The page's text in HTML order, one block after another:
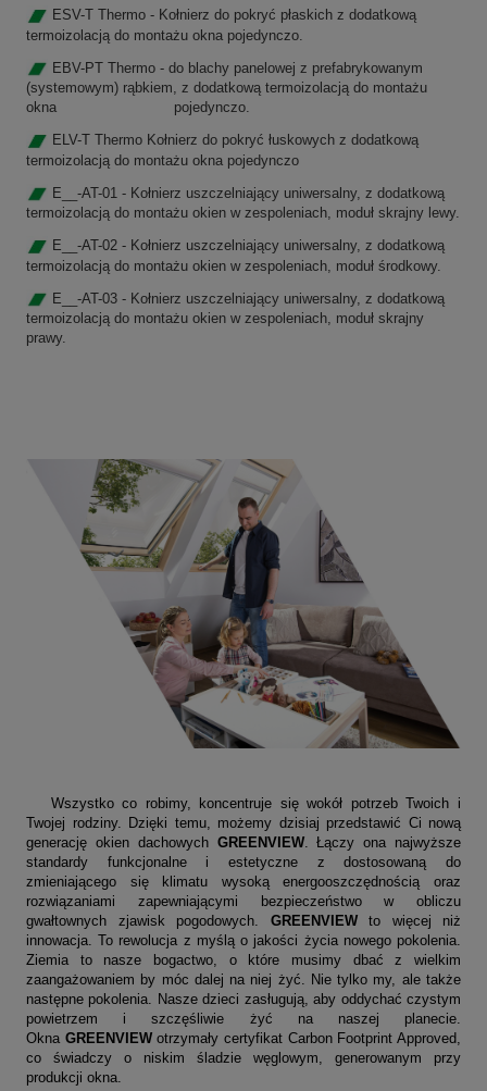
ESV-T Thermo - Kołnierz do pokryć płaskich z dodatkową
termoizolacją do montażu okna pojedynczo.
EBV-PT Thermo - do blachy panelowej z prefabrykowanym
(systemowym) rąbkiem, z dodatkową termoizolacją do montażu
okna pojedynczo.
ELV-T Thermo Kołnierz do pokryć łuskowych z dodatkową
termoizolacją do montażu okna pojedynczo
E__-AT-01 - Kołnierz uszczelniający uniwersalny, z dodatkową
termoizolacją do montażu okien w zespoleniach, moduł skrajny lewy.
E__-AT-02 - Kołnierz uszczelniający uniwersalny, z dodatkową
termoizolacją do montażu okien w zespoleniach, moduł środkowy.
E__-AT-03 - Kołnierz uszczelniający uniwersalny, z dodatkową
termoizolacją do montażu okien w zespoleniach, moduł skrajny
prawy.
Wszystko co robimy, koncentruje się wokół potrzeb Twoich i
Twojej rodziny. Dzięki temu, możemy dzisiaj przedstawić Ci nową
generację okien dachowych GREENVIEW. Łączy ona najwyższe
standardy funkcjonalne i estetyczne z dostosowaną do
zmieniającego się klimatu wysoką energooszczędnością oraz
rozwiązaniami zapewniającymi bezpieczeństwo w obliczu
gwałtownych zjawisk pogodowych. GREENVIEWto więcej niż
innowacja. To rewolucja z myślą o jakości życia nowego pokolenia.
Ziemia to nasze bogactwo, o które musimy dbać z wielkim
zaangażowaniem by móc dalej na niej żyć. Nie tylko my, ale także
następne pokolenia. Nasze dzieci zasługują, aby oddychać czystym
powietrzem i szczęśliwie żyć na naszej planecie.
Okna GREENVIEWotrzymałycertyfikat Carbon Footprint Approved,
co świadczy o niskim śladzie węglowym, generowanym przy
produkcji okna.